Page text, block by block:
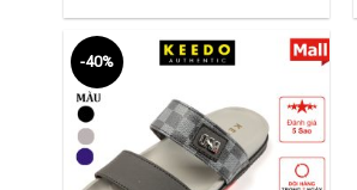
460,000 ₫.
-40%